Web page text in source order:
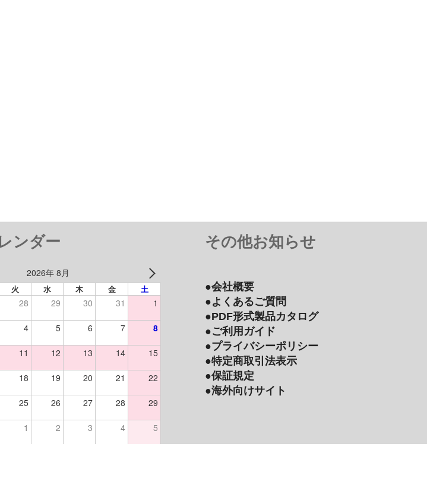
ンダー
2026年 8月
火 水 木 金 土
28 29 30 31 1
4 5 6 7 8
11 12 13 14 15
18 19 20 21 22
25 26 27 28 29
1 2 3 4 5
その他お知らせ
●会社概要
●よくあるご質問
●PDF形式製品カタログ
●ご利用ガイド
●プライバシーポリシー
●特定商取引法表示
●保証規定
●海外向けサイト